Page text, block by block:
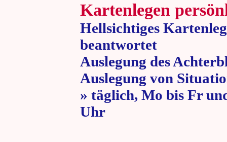
Kartenlegen
Hellsichtiges
beantwortet
Auslegung des
Auslegung von
» täglich, Mo bis Fr
Uhr » 80